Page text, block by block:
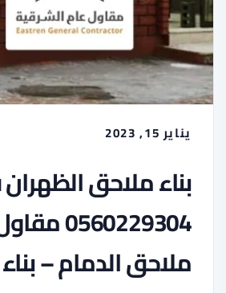
يناير 15, 2023
بناء ملاحق
ملاحق الدمام –